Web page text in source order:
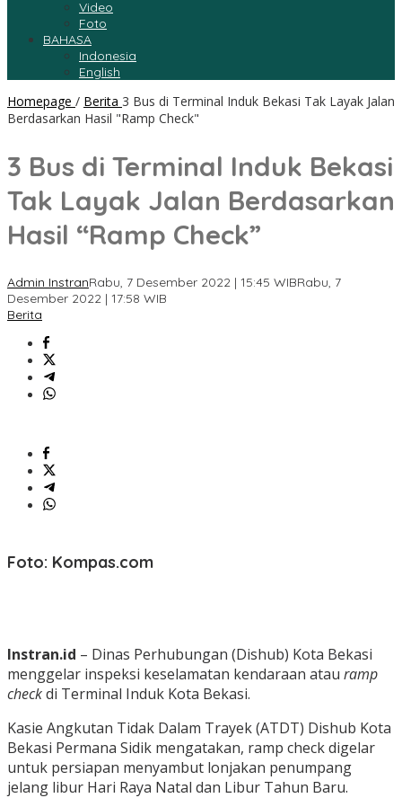
Video
Foto
BAHASA
Indonesia
English
Homepage / Berita 3 Bus di Terminal Induk Bekasi Tak Layak Jalan
Berdasarkan Hasil "Ramp Check"
3 Bus di Terminal Induk Bekasi
Tak Layak Jalan Berdasarkan
Hasil “Ramp Check”
Admin InstranRabu, 7 Desember 2022 | 15:45 WIBRabu, 7
Desember 2022 | 17:58 WIB
Berita
Foto: Kompas.com
Instran.id – Dinas Perhubungan (Dishub) Kota Bekasi
menggelar inspeksi keselamatan kendaraan atau ramp
checkdi Terminal Induk Kota Bekasi.
Kasie Angkutan Tidak Dalam Trayek (ATDT) Dishub Kota
Bekasi Permana Sidik mengatakan, ramp check digelar
untuk persiapan menyambut lonjakan penumpang
jelang libur Hari Raya Natal dan Libur Tahun Baru.